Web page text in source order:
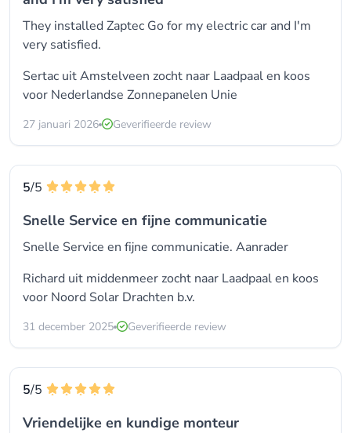
They installed Zaptec Go for my electric car and I'm
very satisfied.
Sertac uit Amstelveen zocht naar Laadpaal en koos
voor Nederlandse Zonnepanelen Unie
27 januari 2026 Geverifieerde review
5/5
Snelle Service en fijne communicatie
Snelle Service en fijne communicatie. Aanrader
Richard uit middenmeer zocht naar Laadpaal en koos
voor Noord Solar Drachten b.v.
31 december 2025 Geverifieerde review
5/5
Vriendelijke en kundige monteur